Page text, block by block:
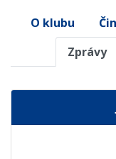
O klubu
Zprávy